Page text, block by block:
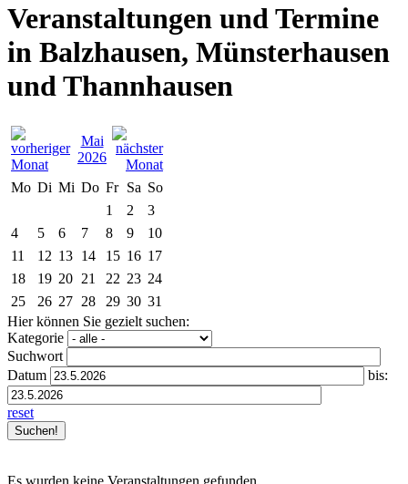
Veranstaltungen und Termine
in Balzhausen, Münsterhausen
und Thannhausen
Mai
2026
Mo Di Mi Do Fr Sa So
1
2
3
4
5 6 7 8 9
10
11
12 13 14 15 16 17
18
19 20 21 22 23 24
25
26 27 28 29 30 31
Hier können Sie gezielt suchen:
Kategorie
Suchwort
Datum
bis:
reset
Es wurden keine Veranstaltungen gefunden.